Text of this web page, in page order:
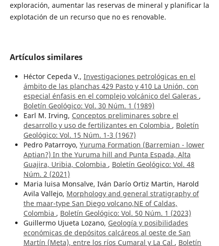
exploración, aumentar las reservas de mineral y planificar la
explotación de un recurso que no es renovable.
Artículos similares
Héctor Cepeda V., Investigaciones petrológicas en el
ámbito de las planchas 429 Pasto y 410 La Unión, con
especial énfasis en el complejo volcánico del Galeras ,
Boletín Geológico: Vol. 30 Núm. 1 (1989)
Earl M. Irving, Conceptos preliminares sobre el
desarrollo y uso de fertilizantes en Colombia , Boletín
Geológico: Vol. 15 Núm. 1-3 (1967)
Pedro Patarroyo, Yuruma Formation (Barremian - lower
Aptian?) In the Yuruma hill and Punta Espada, Alta
Guajira, Uribia, Colombia , Boletín Geológico: Vol. 48
Núm. 2 (2021)
Maria luisa Monsalve, Iván Darío Ortiz Martin, Harold
Avila Vallejo, Morphology and general stratigraphy of
the maar-type San Diego volcano,NE of Caldas,
Colombia , Boletín Geológico: Vol. 50 Núm. 1 (2023)
Guillermo Ujueta Lozano, Geología y posibilidades
económicas de depósitos calcáreos al oeste de San
Martín (Meta), entre los ríos Cumaral y La Cal , Boletín